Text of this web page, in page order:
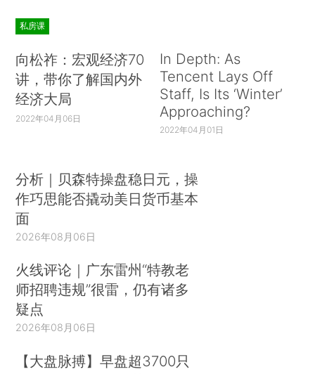
私房课
向松祚：宏观经济70
讲，带你了解国内外
经济大局
2022年04月06日
In Depth: As
Tencent Lays Off
Staff, Is Its ‘Winter’
Approaching?
2022年04月01日
分析｜贝森特操盘稳日元，操
作巧思能否撬动美日货币基本
面
2026年08月06日
火线评论｜广东雷州“特教老
师招聘违规”很雷，仍有诸多
疑点
2026年08月06日
【大盘脉搏】早盘超3700只